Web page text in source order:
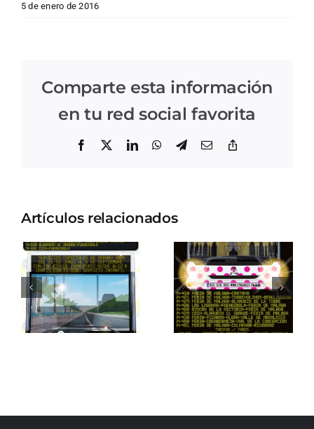
5 de enero de 2016
Comparte esta información
en tu red social favorita
Facebook LinkedInWhatsApp
Telegram
Correo
Artículos relacionados